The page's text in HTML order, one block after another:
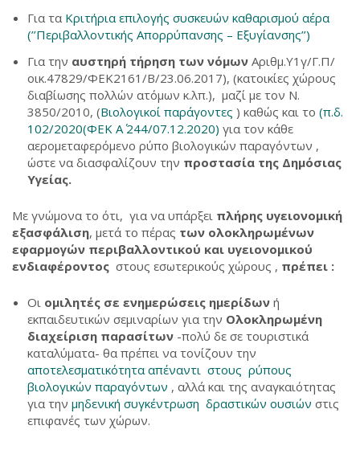
Για τα Κριτήρια επιλογής συσκευών καθαρισμού αέρα
(’’Περιβαλλοντικής Απορρύπανσης – Εξυγίανσης’’)
Για την αυστηρή τήρηση των νόμων Αριθμ.Υ1γ/Γ.Π/
οικ.47829/ΦΕΚ2161/Β/23.06.2017), (κατοικίες χώρους
διαβίωσης πολλών ατόμων κ.λπ.), μαζί με τον Ν.
3850/2010, (Βιολογικοί παράγοντες ) καθώς και το (π.δ.
102/2020(ΦΕΚ Α΄ 244/07.12.2020) για τον κάθε
αερομεταφερόμενο ρύπο βιολογικών παραγόντων ,
ώστε να διασφαλίζουν την προστασία της Δημόσιας
Υγείας.
Με γνώμονα το ότι, για να υπάρξει πλήρης υγειονομική
εξασφάλιση, μετά το πέρας των ολοκληρωμένων
εφαρμογών περιβαλλοντικού και υγειονομικού
ενδιαφέροντος στους εσωτερικούς χώρους , πρέπει :
Οι ομιλητές σε ενημερώσεις ημερίδων ή
εκπαιδευτικών σεμιναρίων για την Ολοκληρωμένη
διαχείριση παρασίτων -πολύ δε σε τουριστικά
καταλύματα- θα πρέπει να τονίζουν την
αποτελεσματικότητα απέναντι στους ρύπους
βιολογικών παραγόντων , αλλά και της αναγκαιότητας
για την μηδενική συγκέντρωση δραστικών ουσιών στις
επιφανές των χώρων.